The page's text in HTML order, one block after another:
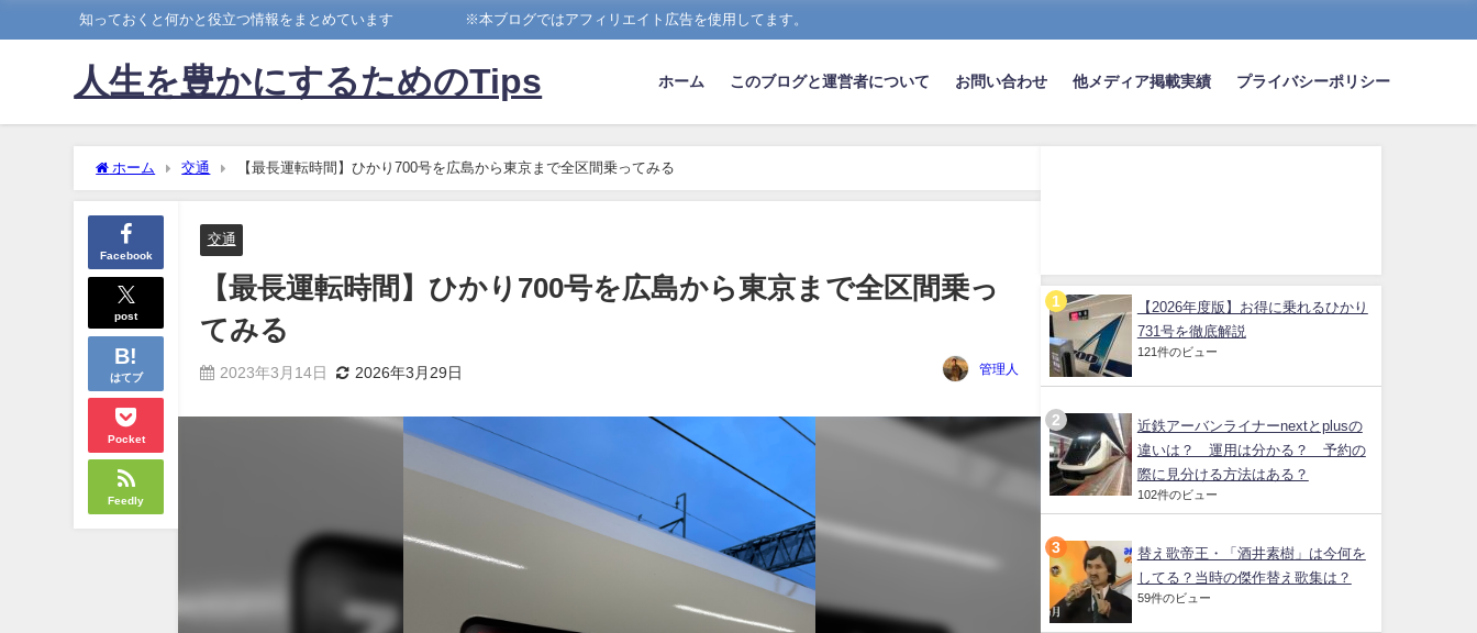
知っておくと何かと役立つ情報をまとめています ※本ブログではアフィリエイト広告を使用してます。
人生を豊かにするためのTips ホーム このブログと運営者について お問い合わせ 他メディア掲載実績 プライバシーポリシー
ホーム 交通 【最長運転時間】ひかり700号を広島から東京まで全区間乗ってみる
Facebook
post
はてブ
Pocket
Feedly
交通
【最長運転時間】ひかり700号を広島から東京まで全区間乗っ
てみる
2023年3月14日 2026年3月29日 管理人
【2026年度版】お得に乗れるひかり
731号を徹底解説
121件のビュー
近鉄アーバンライナーnextとplusの
違いは？ 運用は分かる？ 予約の
際に見分ける方法はある？
102件のビュー
替え歌帝王・「酒井素樹」は今何を
してる？当時の傑作替え歌集は？
59件のビュー